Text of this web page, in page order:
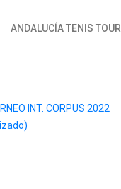
ANDALUCÍA TENIS TOUR